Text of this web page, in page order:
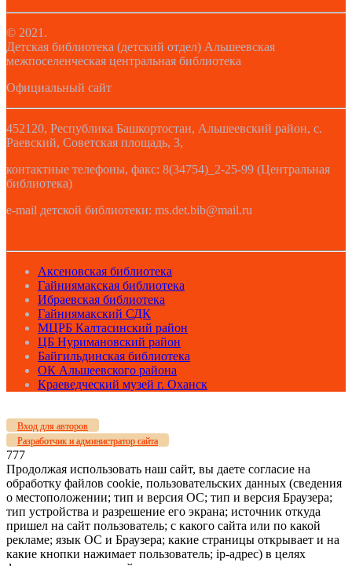
© 2021.
Детская библиотека (детский отдел) Альшеевская
межпоселенческая центральная библиотека
Официальный сайт
452120, Республика Башкортостан, Альшеевский район, с.
Раевский, Советская площадь, 3,
контактные телефоны, факс: 8(34754)_2-25-99 (Центральная
библиотека)
e-mail детской библиотеки: ms.det.bib@mail.ru
Аксеновская библиотека
Гайниямакская библиотека
Ибраевская библиотека
Гайниямакский СДК
МЦРБ Калтасинский район
ЦБ Нуримановский район
Байгильдинская библиотека
ОК Альшеевского района
Краеведческий музей г. Оханск
Вход для авторов
Разработчик и администратор сайта
777
Продолжая использовать наш сайт, вы даете согласие на
обработку файлов cookie, пользовательских данных (сведения
о местоположении; тип и версия ОС; тип и версия Браузера;
тип устройства и разрешение его экрана; источник откуда
пришел на сайт пользователь; с какого сайта или по какой
рекламе; язык ОС и Браузера; какие страницы открывает и на
какие кнопки нажимает пользователь; ip-адрес) в целях